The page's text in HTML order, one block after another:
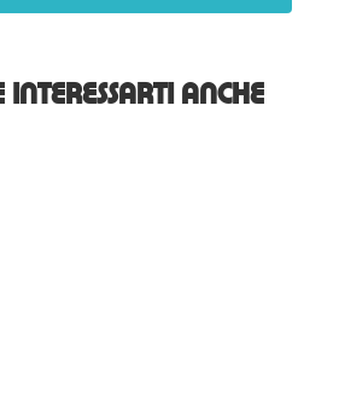
ANCHE